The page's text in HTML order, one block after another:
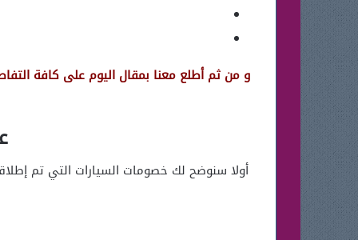
و من ثم أطلع معنا بمقال اليوم على كافة